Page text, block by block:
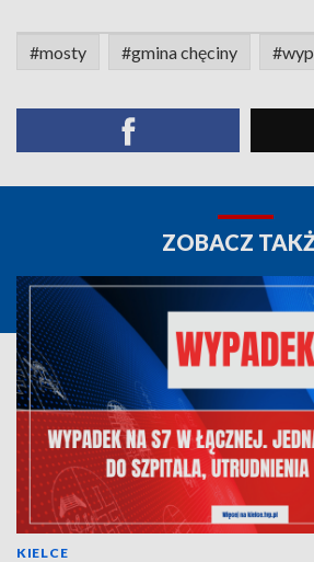
#mosty #gmina chęciny
ZOBACZ
KIELCE